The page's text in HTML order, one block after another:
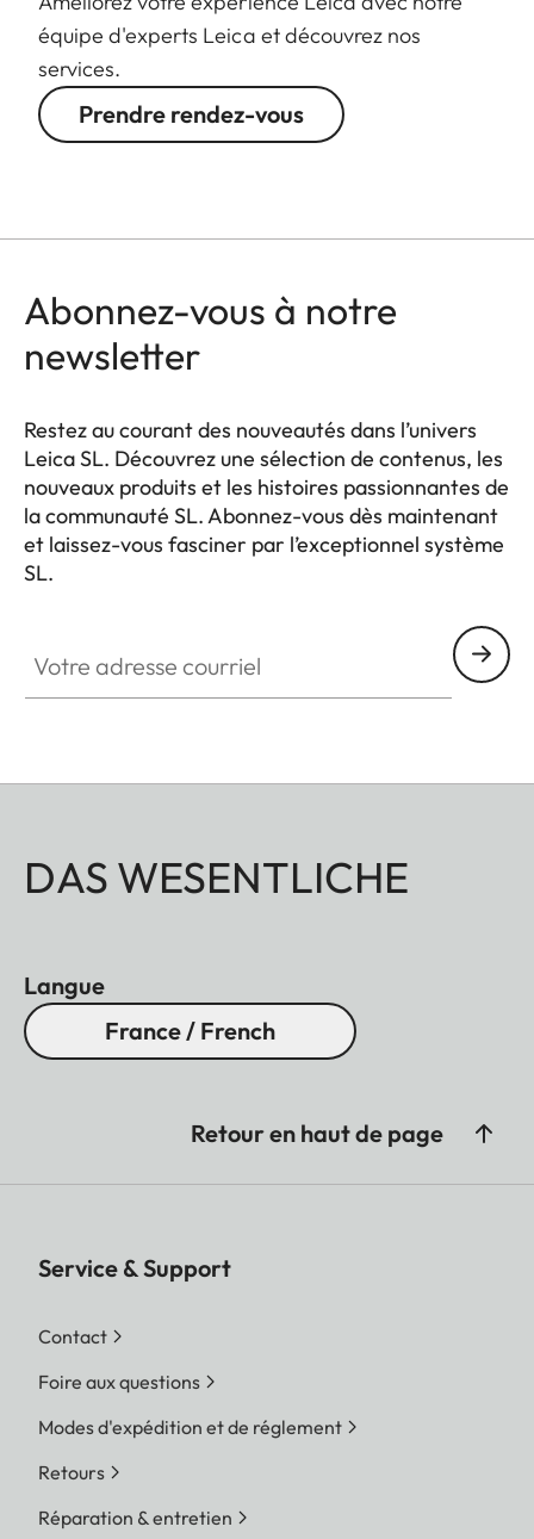
(without/with
lens hood)
Diameter
g/1620 g
(without/with
équipe d'experts Leica et découvrez nos
services.
Prendre rendez-vous
Abonnez-vous à notre
newsletter
Restez au courant des nouveautés dans l’univers
Leica SL. Découvrez une sélection de contenus, les
nouveaux produits et les histoires passionnantes de
la communauté SL. Abonnez-vous dès maintenant
et laissez-vous fasciner par l’exceptionnel système
SL.
DAS WESENTLICHE
Langue
France / French
Retour en haut de page
Service & Support
Contact
Foire aux questions
Modes d'expédition et de réglement
Retours
Réparation & entretien